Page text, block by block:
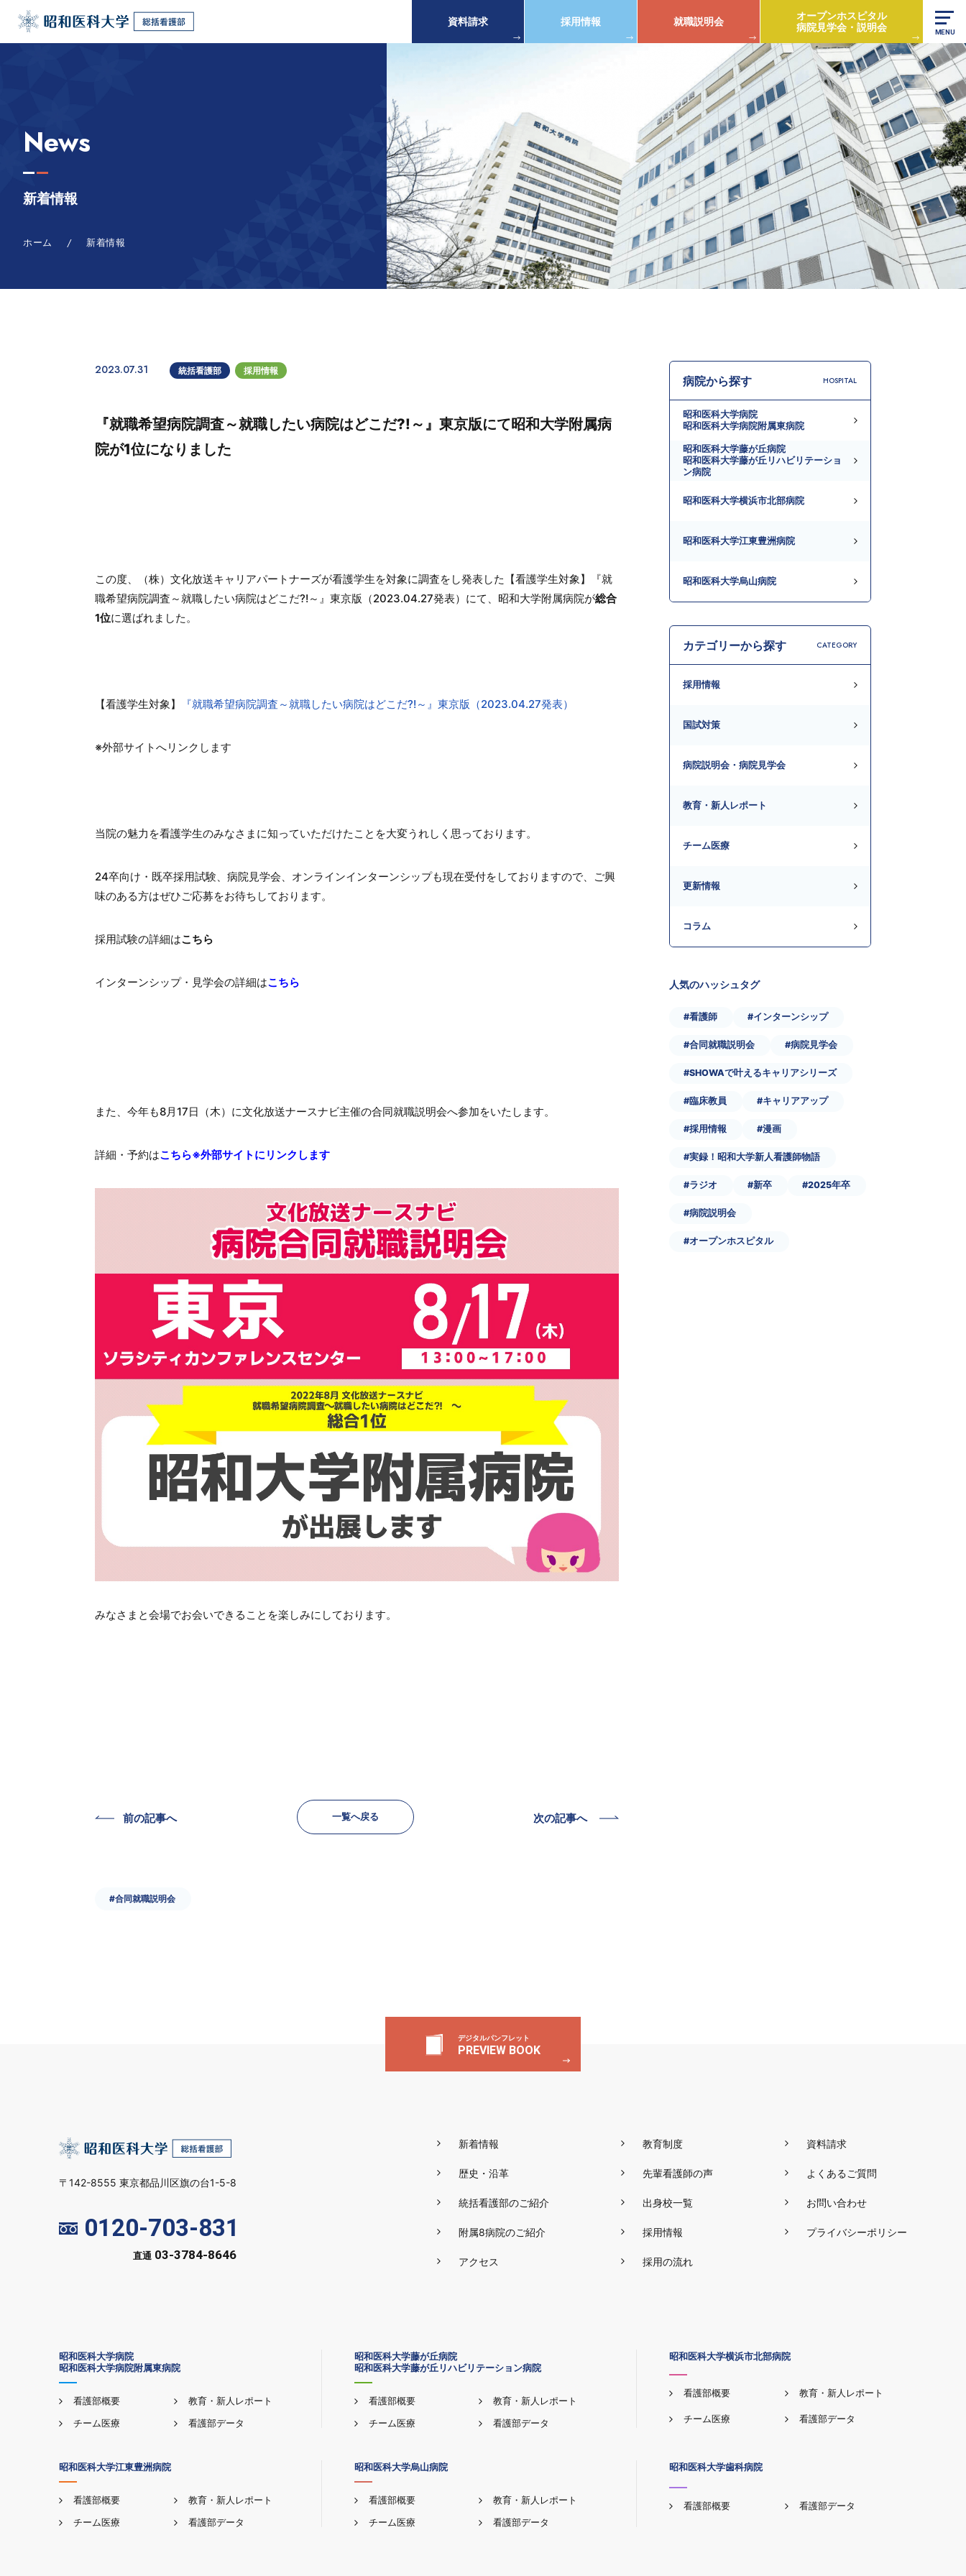
資料請求 採用情報 就職説明会
オープンホスピタル
病院見学会・説明会
MENU
News
新着情報
ホーム / 新着情報
2023.07.31 統括看護部 採用情報
『就職希望病院調査～就職したい病院はどこだ?!～』東京版にて昭和大学附属病
院が1位になりました
この度、（株）文化放送キャリアパートナーズが看護学生を対象に調査をし発表した【看護学生対象】『就
職希望病院調査～就職したい病院はどこだ?!～』東京版（2023.04.27発表）にて、昭和大学附属病院が総合
1位に選ばれました。
【看護学生対象】 『就職希望病院調査～就職したい病院はどこだ?!～』東京版（2023.04.27発表）
※外部サイトへリンクします
当院の魅力を看護学生のみなさまに知っていただけたことを大変うれしく思っております。
24卒向け・既卒採用試験、病院見学会、オンラインインターンシップも現在受付をしておりますので、ご興
味のある方はぜひご応募をお待ちしております。
採用試験の詳細はこちら
インターンシップ・見学会の詳細はこちら
また、今年も8月17日（木）に文化放送ナースナビ主催の合同就職説明会へ参加をいたします。
詳細・予約はこちら※外部サイトにリンクします
みなさまと会場でお会いできることを楽しみにしております。
前の記事へ 一覧へ戻る 次の記事へ
#合同就職説明会
病院から探す HOSPITAL
昭和医科大学病院
昭和医科大学病院附属東病院
昭和医科大学藤が丘病院
昭和医科大学藤が丘リハビリテーショ
ン病院
昭和医科大学横浜市北部病院
昭和医科大学江東豊洲病院
昭和医科大学烏山病院
カテゴリーから探す CATEGORY
採用情報
国試対策
病院説明会・病院見学会
教育・新人レポート
チーム医療
更新情報
コラム
人気のハッシュタグ
#看護師 #インターンシップ
#合同就職説明会 #病院見学会
#SHOWAで叶えるキャリアシリーズ
#臨床教員 #キャリアアップ
#採用情報 #漫画
#実録！昭和大学新人看護師物語
#ラジオ #新卒 #2025年卒
#病院説明会
#オープンホスピタル
デジタルパンフレット
PREVIEW BOOK
〒142-8555 東京都品川区旗の台1-5-8
0120-703-831
直通 03-3784-8646
新着情報
歴史・沿革
統括看護部のご紹介
附属8病院のご紹介
アクセス
教育制度
先輩看護師の声
出身校一覧
採用情報
採用の流れ
資料請求
よくあるご質問
お問い合わせ
プライバシーポリシー
昭和医科大学病院
昭和医科大学病院附属東病院
看護部概要
チーム医療
教育・新人レポート
看護部データ
昭和医科大学藤が丘病院
昭和医科大学藤が丘リハビリテーション病院
看護部概要
チーム医療
教育・新人レポート
看護部データ
昭和医科大学横浜市北部病院
看護部概要
チーム医療
教育・新人レポート
看護部データ
昭和医科大学江東豊洲病院
看護部概要
チーム医療
教育・新人レポート
看護部データ
昭和医科大学烏山病院
看護部概要
チーム医療
教育・新人レポート
看護部データ
昭和医科大学歯科病院
看護部概要 看護部データ